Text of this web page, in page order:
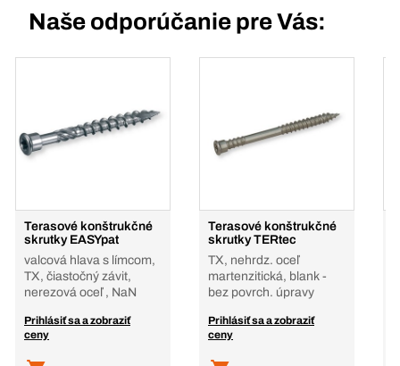
Naše odporúčanie pre Vás:
Terasové konštrukčné
skrutky EASYpat
valcová hlava s límcom,
TX, čiastočný závit,
nerezová oceľ , NaN
Prihlásiť sa a zobraziť
ceny
Terasové konštrukčné
skrutky TERtec
TX, nehrdz. oceľ
martenzitická, blank -
bez povrch. úpravy
Prihlásiť sa a zobraziť
ceny